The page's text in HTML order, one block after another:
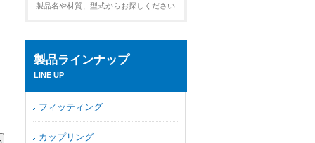
製品名や材質、型式からお探しください
製品ラインナップ
LINE UP
フィッティング
カップリング